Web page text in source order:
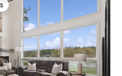
dos hóspedes